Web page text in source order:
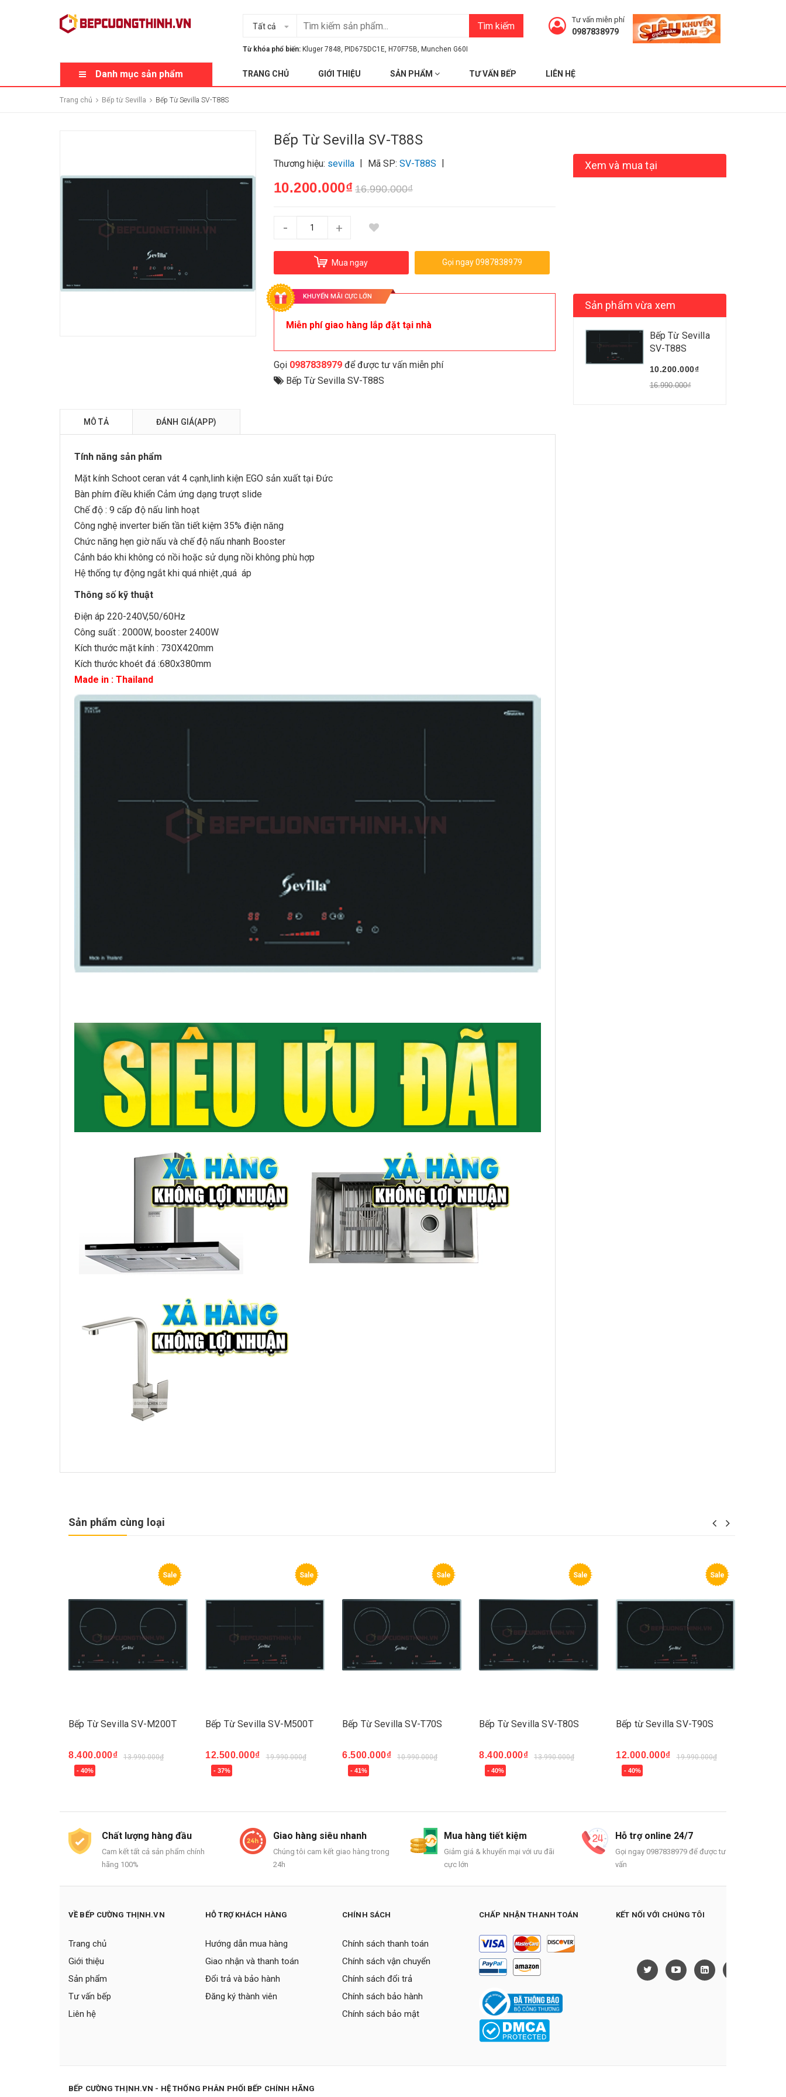
Tất cả Tìm kiếm
Từ khóa phổ biến: Kluger 7848, PID675DC1E, H70F75B, Munchen G60I
Tư vấn miễn phí
0987838979
Danh mục sản phẩm TRANG CHỦ GIỚI THIỆU SẢN PHẨM TƯ VẤN BẾP LIÊN HỆ
Trang chủ Bếp từ Sevilla Bếp Từ Sevilla SV-T88S
Bếp Từ Sevilla SV-T88S
Thương hiệu: sevilla | Mã SP: SV-T88S |
10.200.000₫ 16.990.000₫
- +
Mua ngay Gọi ngay 0987838979
KHUYẾN MÃI CỰC LỚN
Miễn phí giao hàng lắp đặt tại nhà
Gọi 0987838979để được tư vấn miễn phí
Bếp Từ Sevilla SV-T88S
MÔ TẢ ĐÁNH GIÁ(APP)
Tính năng sản phẩm
Mặt kính Schoot ceran vát 4 cạnh,linh kiện EGO sản xuất tại Đức
Bàn phím điều khiển Cảm ứng dạng trượt slide
Chế độ : 9 cấp độ nấu linh hoạt
Công nghệ inverter biến tần tiết kiệm 35% điện năng
Chức năng hẹn giờ nấu và chế độ nấu nhanh Booster
Cảnh báo khi không có nồi hoặc sử dụng nồi không phù hợp
Hệ thống tự động ngắt khi quá nhiệt ,quá áp
Thông số kỹ thuật
Điện áp 220-240V,50/60Hz
Công suất : 2000W, booster 2400W
Kích thước mặt kính : 730X420mm
Kích thước khoét đá :680x380mm
Made in : Thailand
Xem và mua tại
Sản phẩm vừa xem
Bếp Từ Sevilla
SV-T88S
10.200.000₫
16.990.000₫
Sản phẩm cùng loại
Sale
Bếp Từ Sevilla SV-M200T
8.400.000₫ 13.990.000₫
- 40%
Mua ngay
Sale
Bếp Từ Sevilla SV-M500T
12.500.000₫ 19.990.000₫
- 37%
Mua ngay
Sale
Bếp Từ Sevilla SV-T70S
6.500.000₫ 10.990.000₫
- 41%
Mua ngay
Sale
Bếp Từ Sevilla SV-T80S
8.400.000₫ 13.990.000₫
- 40%
Mua ngay
Sale
Bếp từ Sevilla SV-T90S
12.000.000₫ 19.990.000₫
- 40%
Mua ngay
Chất lượng hàng đầu
Cam kết tất cả sản phẩm chính
hãng 100%
Giao hàng siêu nhanh
Chúng tôi cam kết giao hàng trong
24h
Mua hàng tiết kiệm
Giảm giá & khuyến mại với ưu đãi
cực lớn
Hỗ trợ online 24/7
Gọi ngay 0987838979 để được tư
vấn
VỀ BẾP CƯỜNG THỊNH.VN
Trang chủ
Giới thiệu
Sản phẩm
Tư vấn bếp
Liên hệ
HỖ TRỢ KHÁCH HÀNG
Hướng dẫn mua hàng
Giao nhận và thanh toán
Đổi trả và bảo hành
Đăng ký thành viên
CHÍNH SÁCH
Chính sách thanh toán
Chính sách vận chuyển
Chính sách đổi trả
Chính sách bảo hành
Chính sách bảo mật
CHẤP NHẬN THANH TOÁN KẾT NỐI VỚI CHÚNG TÔI
BẾP CƯỜNG THỊNH.VN - HỆ THỐNG PHÂN PHỐI BẾP CHÍNH HÃNG